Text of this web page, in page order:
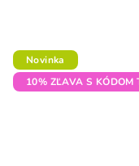
Novinka
10% ZĽAVA S KÓDOM